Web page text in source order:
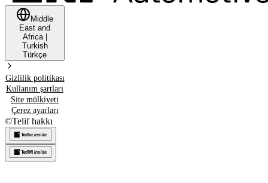
Middle
East and
Africa|
Turkish
Türkçe
Gizlilik politikası
Kullanım şartları
Site mülkiyeti
Çerez ayarları
©Telif hakkı